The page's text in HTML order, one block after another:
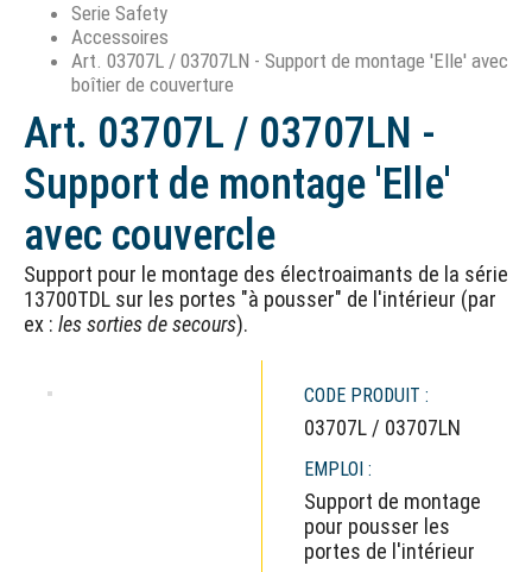
Serie Safety
Accessoires
Art. 03707L / 03707LN - Support de montage 'Elle' avec
boîtier de couverture
Art. 03707L / 03707LN -
Support de montage 'Elle'
avec couvercle
Support pour le montage des électroaimants de la série
13700TDL sur les portes "à pousser" de l'intérieur (par
ex : les sorties de secours).
CODE PRODUIT :
03707L / 03707LN
EMPLOI :
Support de montage
pour pousser les
portes de l'intérieur